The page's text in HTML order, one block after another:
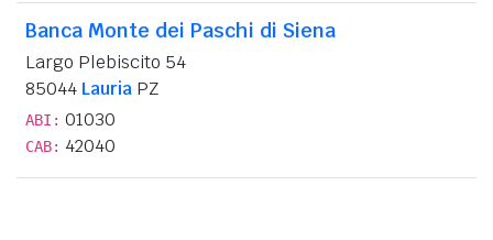
Banca Monte dei Paschi di Siena
Largo Plebiscito 54
85044 Lauria PZ
ABI: 01030
CAB: 42040